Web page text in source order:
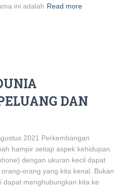
ini adalah Read more
DAN
2021 Perkembangan
hampir setiap aspek kehidupan
dengan ukuran kecil dapat
orang yang kita kenal. Bukan
menghubungkan kita ke